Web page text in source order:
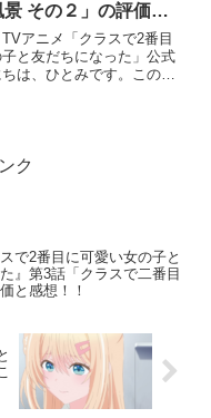
景 その２」の評価と
アニメ「クラスで2番目
と友だちになった」公式
は、ひとみです。この記
ク
で2番目に可愛い女の子と
』第3話「クラスで二番目
と感想！！